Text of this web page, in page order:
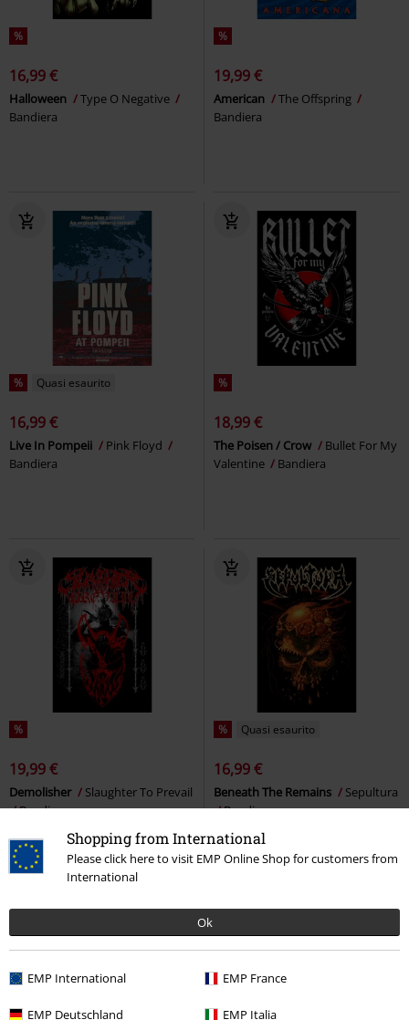
Shopping from International
Please click here to visit EMP Online Shop for customers from
International
Ok
EMP International EMP France
EMP Deutschland EMP Italia
%
16,99 €
Halloween
Type O Negative
Bandiera
%
19,99 €
American
The Offspring
Bandiera
% Quasi esaurito
16,99 €
Live In Pompeii
Pink Floyd
Bandiera
%
18,99 €
The Poisen / Crow
Bullet For My
Valentine
Bandiera
%
19,99 €
Demolisher
Slaughter To Prevail
Bandiera
% Quasi esaurito
16,99 €
Beneath The Remains
Sepultura
Bandiera